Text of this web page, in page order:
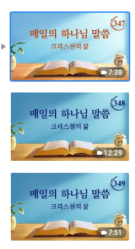
7:38
12:29
7:51